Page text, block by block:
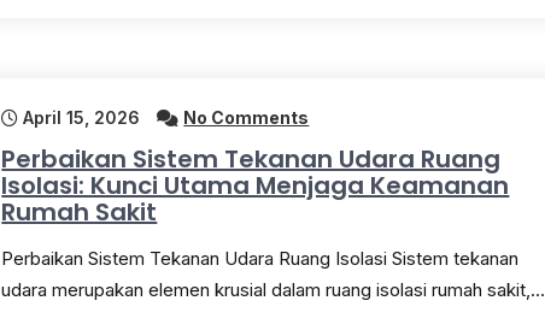
April 15, 2026 No Comments
Perbaikan Sistem Tekanan Udara Ruang
Isolasi: Kunci Utama Menjaga Keamanan
Rumah Sakit
Perbaikan Sistem Tekanan Udara Ruang Isolasi Sistem tekanan
udara merupakan elemen krusial dalam ruang isolasi rumah sakit,…